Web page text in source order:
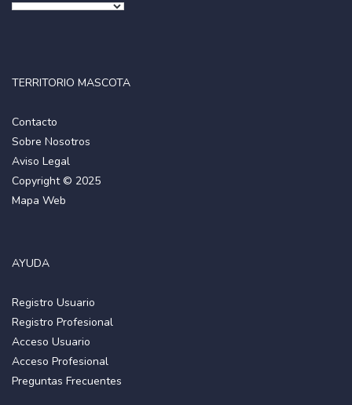
TERRITORIO MASCOTA
Contacto
Sobre Nosotros
Aviso Legal
Copyright © 2025
Mapa Web
AYUDA
Registro Usuario
Registro Profesional
Acceso Usuario
Acceso Profesional
Preguntas Frecuentes